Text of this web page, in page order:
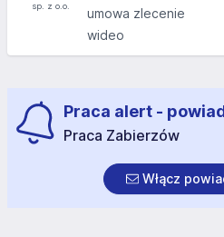
umowa zlecenie
wideo
Praca alert -
Praca Zabierzów
Włącz